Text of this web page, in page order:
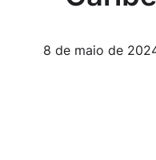
8 de maio de